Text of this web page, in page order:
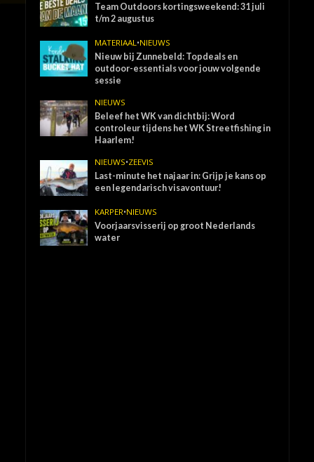
Team Outdoors kortingsweekend: 31 juli
t/m 2 augustus
MATERIAAL •NIEUWS
Nieuw bij Zunnebeld: Topdeals en
outdoor-essentials voor jouw volgende
sessie
NIEUWS
Beleef het WK van dichtbij: Word
controleur tijdens het WK Streetfishing in
Haarlem!
NIEUWS•ZEEVIS
Last-minute het najaar in: Grijp je kans op
een legendarisch visavontuur!
KARPER•NIEUWS
Voorjaarsvisserij op groot Nederlands
water